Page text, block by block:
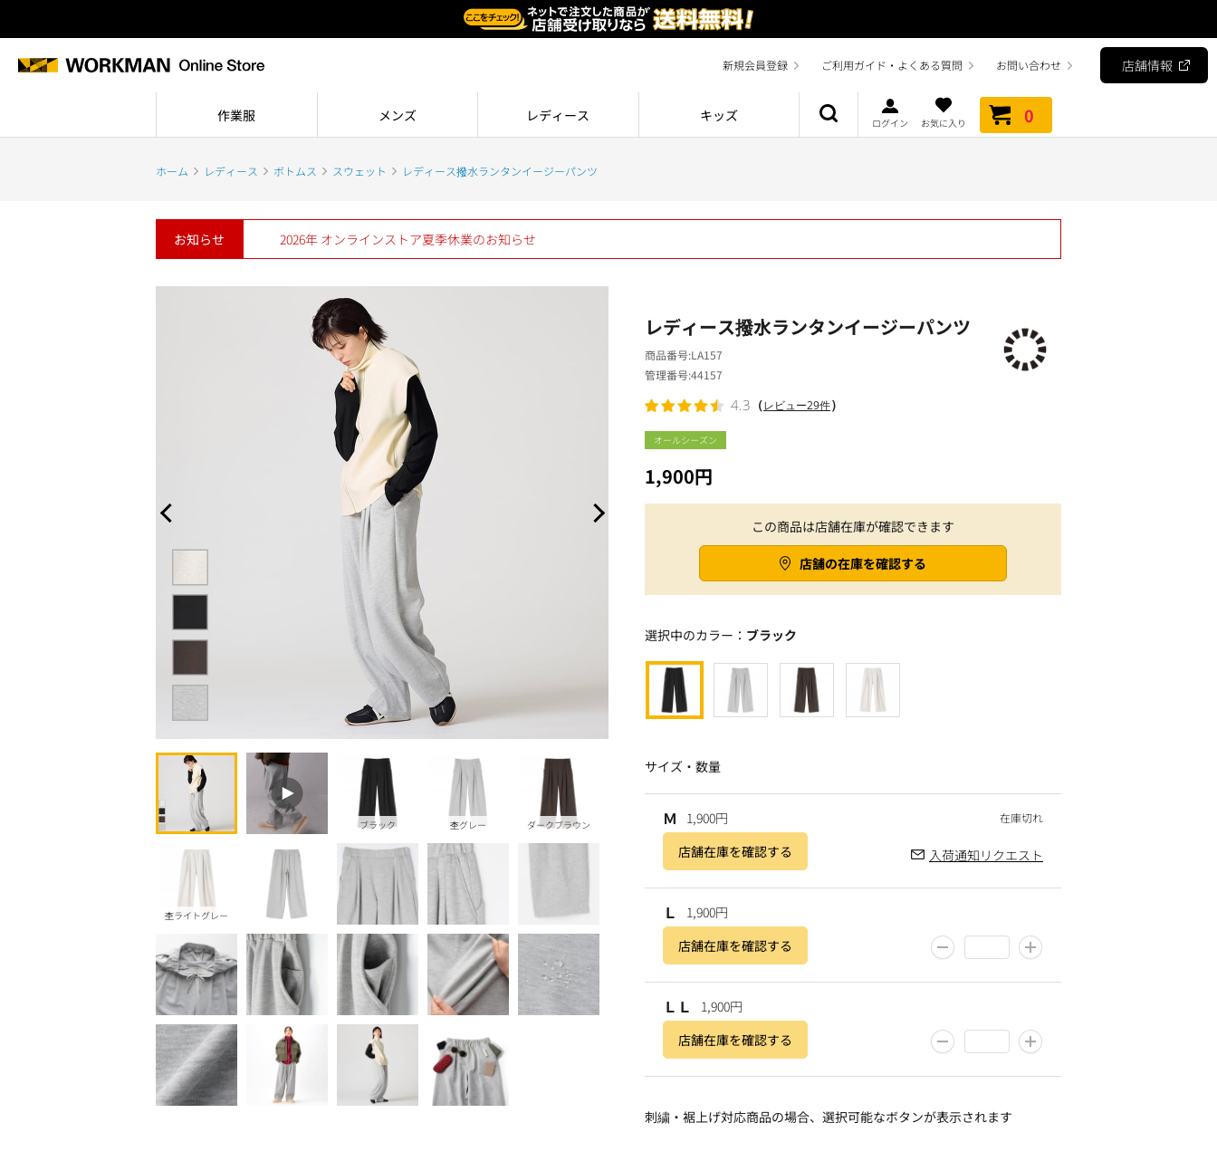
新規会員登録 ご利用ガイド・よくある質問 お問い合わせ 店舗情報
作業服 メンズ レディース キッズ ログイン お気に入り 0
ホーム レディース ボトムス スウェット レディース撥水ランタンイージーパンツ
お知らせ 2026年 オンラインストア夏季休業のお知らせ
ブラック 杢グレー ダークブラウン
杢ライトグレー
オールシーズン
この商品は店舗在庫が確認できます
店舗の在庫を確認する
レディース撥水ランタンイージーパンツ
1,900円
商品番号 LA157
管理番号44157
4.3 （レビュー29件）
選択中のカラー： ブラック
サイズ・数量
Ｍ 1,900円
入荷通知リクエスト
店舗在庫を確認する
Ｌ
1,900円
店舗在庫を確認する
ＬＬ
1,900円
店舗在庫を確認する
刺繍・裾上げ対応商品の場合、選択可能なボタンが表示されます